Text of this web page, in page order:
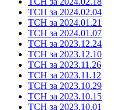
ТСН за 2024.02.04
ТСН за 2024.01.21
ТСН за 2024.01.07
ТСН за 2023.12.24
ТСН за 2023.12.10
ТСН за 2023.11.26
ТСН за 2023.11.12
ТСН за 2023.10.29
ТСН за 2023.10.15
ТСН за 2023.10.01